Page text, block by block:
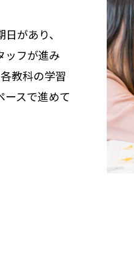
があり、
ッフが進み
教科の学習
ースで進めて